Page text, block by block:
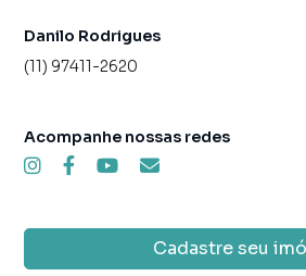
inquilinos.
Danilo Rodrigues
(11) 97411-2620
Cadastre seu
Acompanhe nossas redes